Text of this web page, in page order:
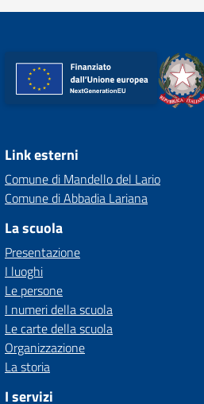
Link esterni
Comune di Mandello del Lario
Comune di Abbadia Lariana
La scuola
Presentazione
I luoghi
Le persone
I numeri della scuola
Le carte della scuola
Organizzazione
La storia
I servizi